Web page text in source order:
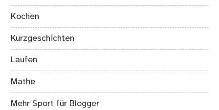
Kochen
Kurzgeschichten
Laufen
Mathe
Mehr Sport für Blogger